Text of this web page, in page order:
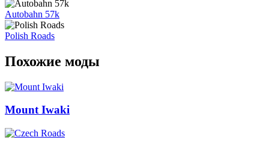
Autobahn 57k
Polish Roads
Похожие моды
Mount Iwaki